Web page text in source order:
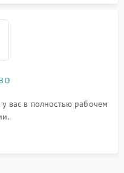
вас в полностью рабочем